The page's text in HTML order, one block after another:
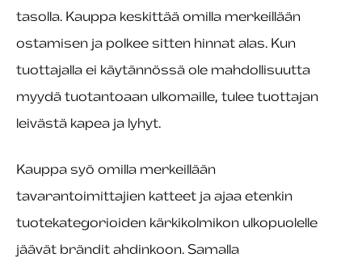
tasolla. Kauppa keskittää omilla merkeillään
ostamisen ja polkee sitten hinnat alas. Kun
tuottajalla ei käytännössä ole mahdollisuutta
myydä tuotantoaan ulkomaille, tulee tuottajan
leivästä kapea ja lyhyt.
Kauppa syö omilla merkeillään
tavarantoimittajien katteet ja ajaa etenkin
tuotekategorioiden kärkikolmikon ulkopuolelle
jäävät brändit ahdinkoon. Samalla